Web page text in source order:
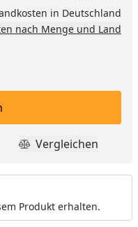
in Deutschland
nach Menge und Land
legen
Produkt
Vergleichen
Produkt erhalten.